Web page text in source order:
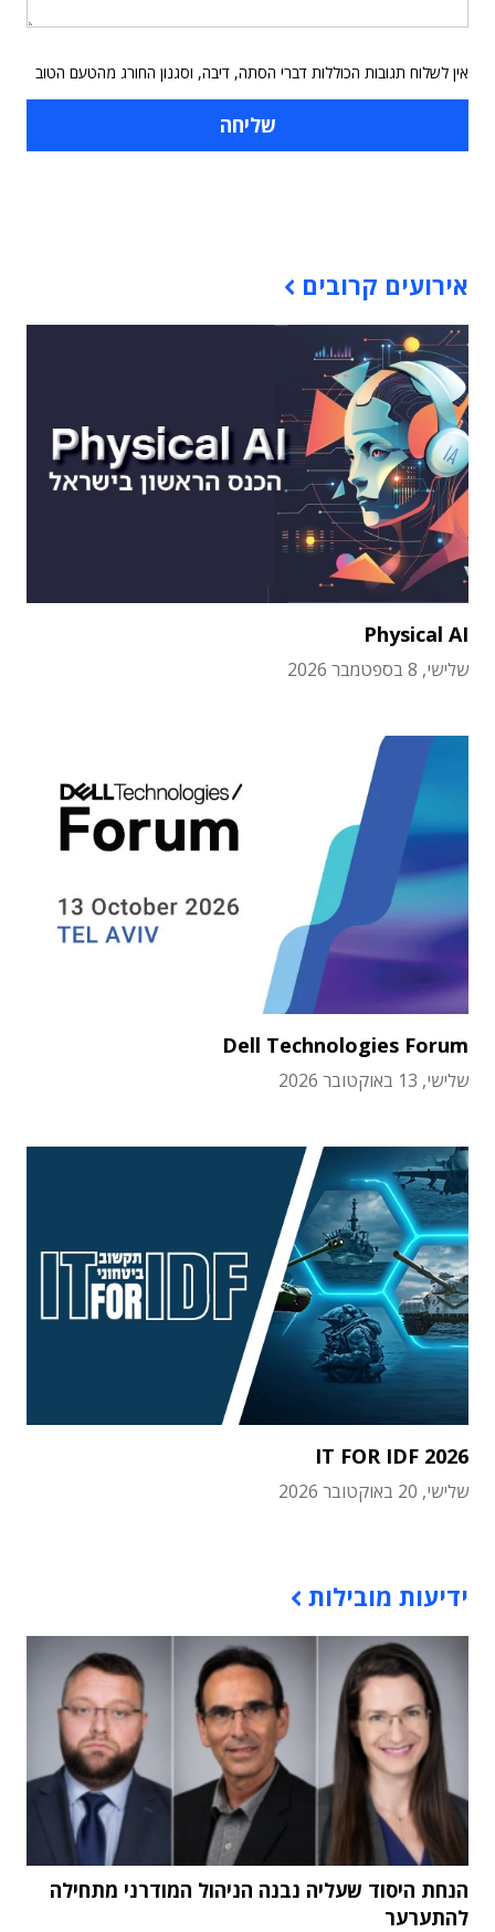
אין לשלוח תגובות הכוללות דברי הסתה, דיבה, וסגנון החורג מהטעם הטוב
אירועים קרובים
Physical AI
שלישי, 8 בספטמבר 2026
Dell Technologies Forum
שלישי, 13 באוקטובר 2026
IT FOR IDF 2026
שלישי, 20 באוקטובר 2026
ידיעות מובילות
הנחת היסוד שעליה נבנה הניהול המודרני מתחילה
להתערער